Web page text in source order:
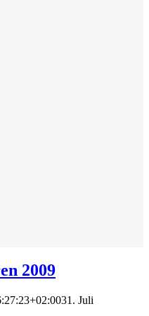
2009
31. Juli